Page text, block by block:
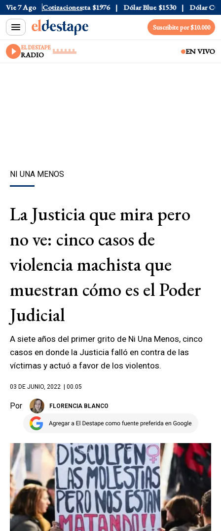
Vie 7 Ago Cotizaciones
$1520 Dólar Tarjeta $1976 Dólar Blue $1530 Dólar CCL
Suscribite por $10.000
EL DESTAPE
RADIO EN VIVO
NI UNA MENOS
La Justicia que mira pero
no ve: cinco casos de
violencia machista que
muestran cómo es el Poder
Judicial
A siete años del primer grito de Ni Una Menos, cinco
casos en donde la Justicia falló en contra de las
víctimas y actuó a favor de los violentos.
03 DE JUNIO, 2022 | 00.05
Por FLORENCIA BLANCO